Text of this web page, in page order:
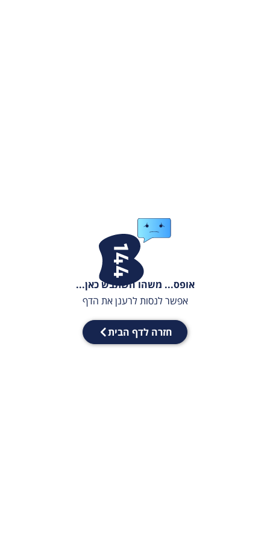
אופס... משהו השתבש כאן...
אפשר לנסות לרענן את הדף
חזרה לדף הבית